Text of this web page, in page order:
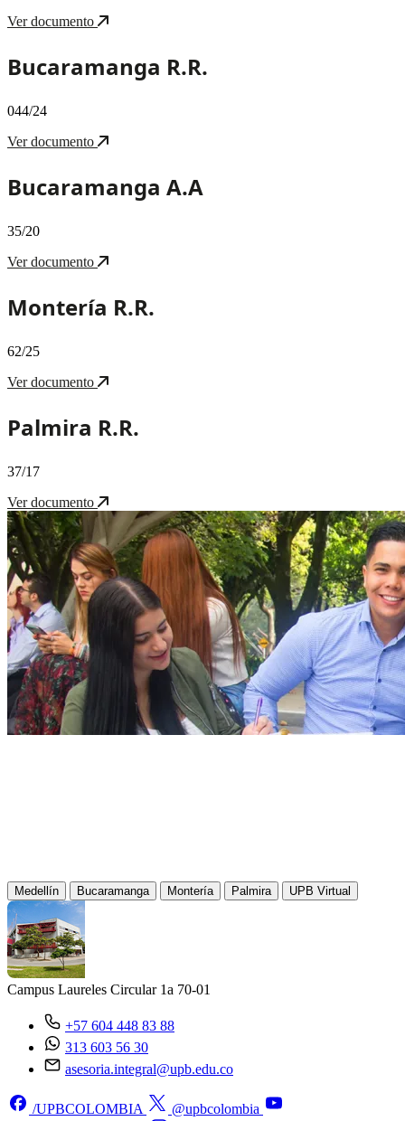
Ver documento
Bucaramanga R.R.
044/24
Ver documento
Bucaramanga A.A
35/20
Ver documento
Montería R.R.
62/25
Ver documento
Palmira R.R.
37/17
Ver documento
Medellín Bucaramanga Montería Palmira UPB Virtual
Campus Laureles Circular 1a 70-01
+57 604 448 83 88
313 603 56 30
asesoria.integral@upb.edu.co
/UPBCOLOMBIA @upbcolombia